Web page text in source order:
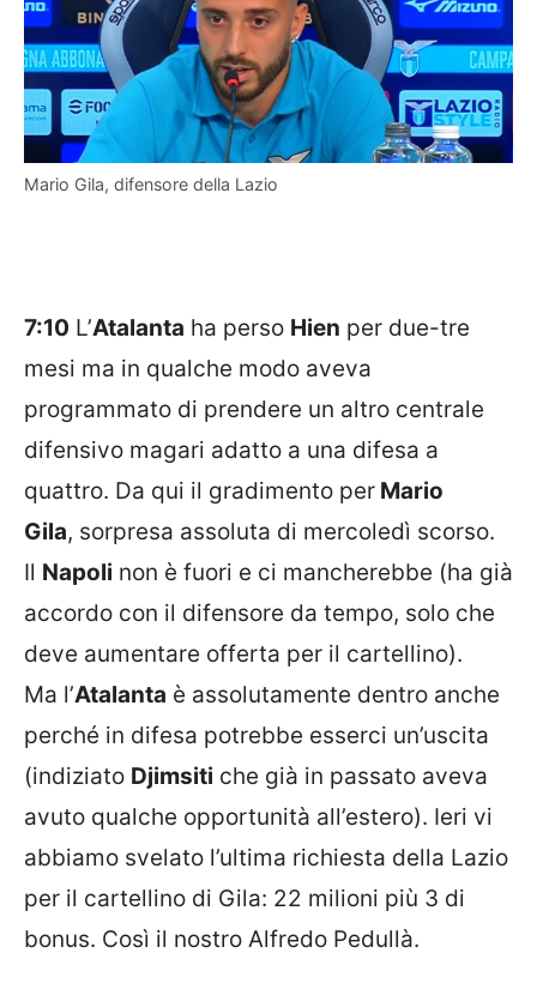
Mario Gila, difensore della Lazio
7:10 L’Atalanta ha perso Hien per due-tre
mesi ma in qualche modo aveva
programmato di prendere un altro centrale
difensivo magari adatto a una difesa a
quattro. Da qui il gradimento per Mario
Gila, sorpresa assoluta di mercoledì scorso.
Il Napoli non è fuori e ci mancherebbe (ha già
accordo con il difensore da tempo, solo che
deve aumentare offerta per il cartellino).
Ma l’Atalanta è assolutamente dentro anche
perché in difesa potrebbe esserci un’uscita
(indiziato Djimsiti che già in passato aveva
avuto qualche opportunità all’estero). Ieri vi
abbiamo svelato l’ultima richiesta della Lazio
per il cartellino di Gila: 22 milioni più 3 di
bonus. Così il nostro Alfredo Pedullà.